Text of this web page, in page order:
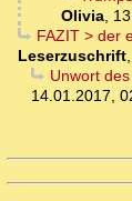
Olivia,
FAZIT > der
Leserzuschrift,
Unwort
14.01.2017,